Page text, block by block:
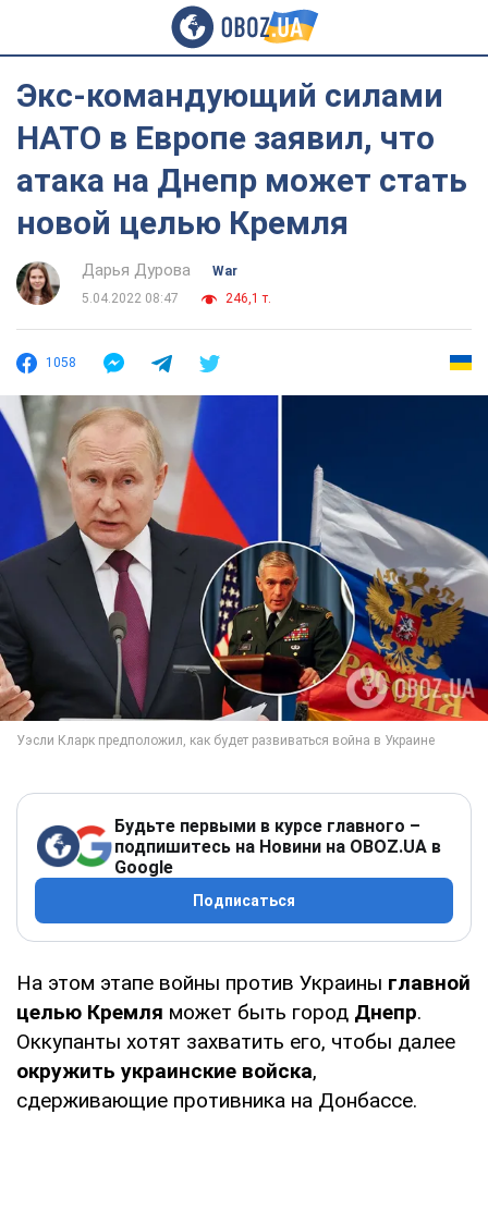
Экс-командующий силами
НАТО в Европе заявил, что
атака на Днепр может стать
новой целью Кремля
Дарья Дурова
War
5.04.2022 08:47
246,1 т.
1058
Будьте первыми в курсе главного –
подпишитесь на Новини на OBOZ.UA в
Google
Подписаться
На этом этапе войны против Украины главной
целью Кремля может быть город Днепр.
Оккупанты хотят захватить его, чтобы далее
окружить украинские войска,
сдерживающие противника на Донбассе.